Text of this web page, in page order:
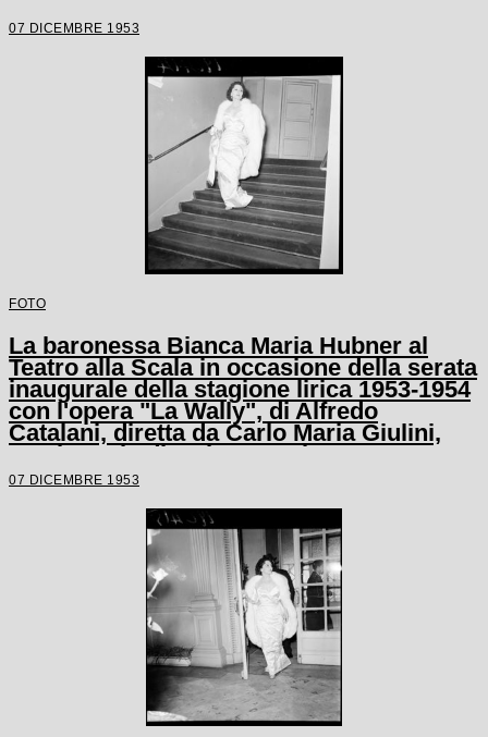
07 DICEMBRE 1953
FOTO
La baronessa Bianca Maria Hubner al
Teatro alla Scala in occasione della serata
inaugurale della stagione lirica 1953-1954
con l'opera "La Wally", di Alfredo
Catalani, diretta da Carlo Maria Giulini,
con la regia di Tatiana Pavlova
07 DICEMBRE 1953